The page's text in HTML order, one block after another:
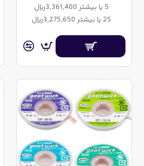
5 یا بیشتر 3,361,400ریال
25 یا بیشتر 3,275,650ریال